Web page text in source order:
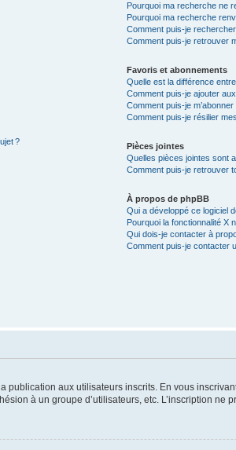
?
Pourquoi ma recherche ne
Pourquoi ma recherche
Comment puis-je
Comment puis-je retrouver
Favoris et abonnements
Quelle est la différence
Comment puis-je ajouter
Comment puis-je
Comment puis-je résilier
Pièces jointes
Quelles pièces jointes sont
Comment puis-je retrouver
À propos de phpBB
Qui a développé ce logiciel
Pourquoi la fonctionnalité X
Qui dois-je contacter à
Comment puis-je contacter
publication aux utilisateurs inscrits. En vous
à un groupe d’utilisateurs, etc. L’inscription